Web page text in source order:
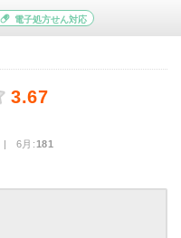
電子処方せん対応
3.67
| 6月:181